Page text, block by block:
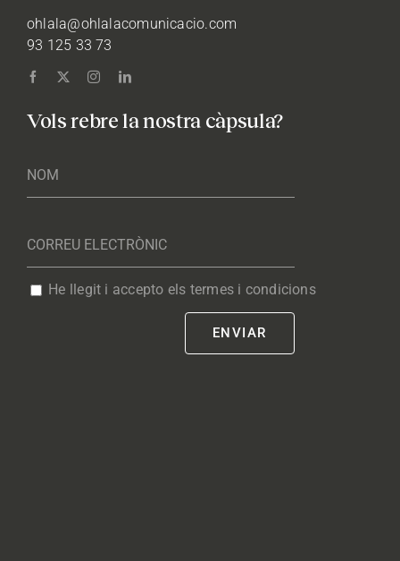
ohlala@ohlalacomunicacio.com
93 125 33 73
Vols rebre la nostra càpsula?
He llegit i accepto els termes i condicions